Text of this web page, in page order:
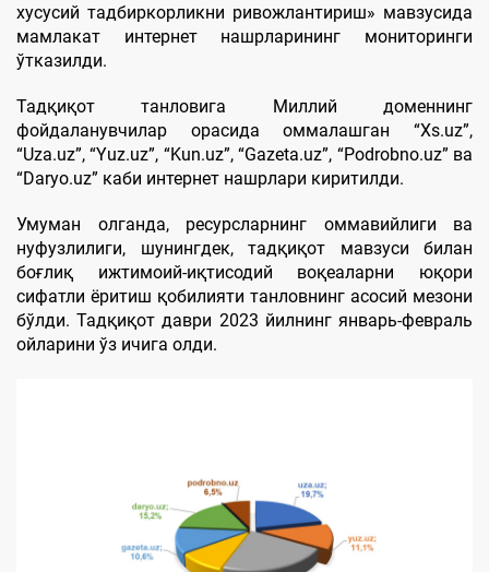
хусусий тадбиркорликни ривожлантириш» мавзусида
мамлакат интернет нашрларининг мониторинги
ўтказилди.
Тадқиқот танловига Миллий доменнинг
фойдаланувчилар орасида оммалашган “Xs.uz”,
“Uzа.uz”, “Yuz.uz”, “Kun.uz”, “Gazeta.uz”, “Podrobno.uz” ва
“Daryo.uz” каби интернет нашрлари киритилди.
Умуман олганда, ресурсларнинг оммавийлиги ва
нуфузлилиги, шунингдек, тадқиқот мавзуси билан
боғлиқ ижтимоий-иқтисодий воқеаларни юқори
сифатли ёритиш қобилияти танловнинг асосий мезони
бўлди. Тадқиқот даври 2023 йилнинг январь-февраль
ойларини ўз ичига олди.